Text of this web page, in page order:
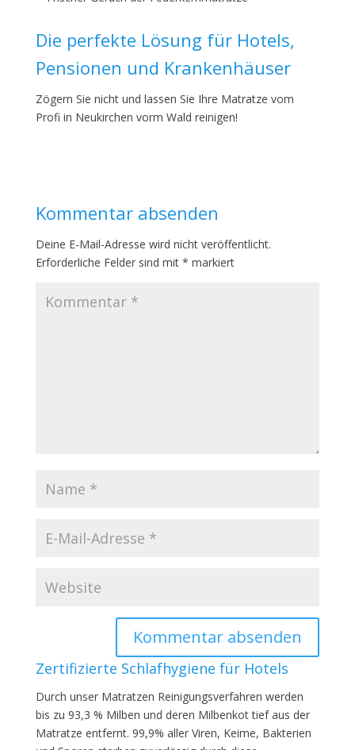
Die perfekte Lösung für Hotels,
Pensionen und Krankenhäuser
Zögern Sie nicht und lassen Sie Ihre Matratze vom
Profi in Neukirchen vorm Wald reinigen!
Kommentar absenden
Deine E-Mail-Adresse wird nicht veröffentlicht.
Erforderliche Felder sind mit * markiert
Zertifizierte Schlafhygiene für Hotels
Durch unser Matratzen Reinigungsverfahren werden
bis zu 93,3 % Milben und deren Milbenkot tief aus der
Matratze entfernt. 99,9% aller Viren, Keime, Bakterien